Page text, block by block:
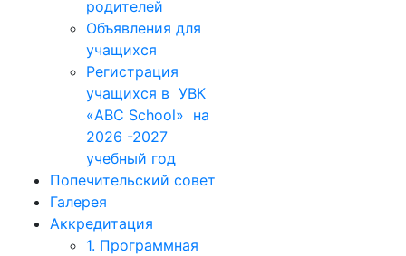
родителей
Объявления для
учащихся
Регистрация
учащихся в УВК
«ABC School» на
2026 -2027
учебный год
Попечительский совет
Галерея
Аккредитация
1. Программная